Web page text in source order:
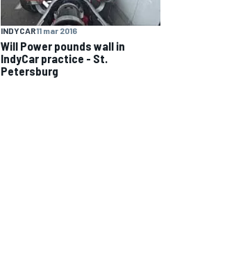
INDYCAR11 mar 2016
Will Power pounds wall in
IndyCar practice - St.
Petersburg